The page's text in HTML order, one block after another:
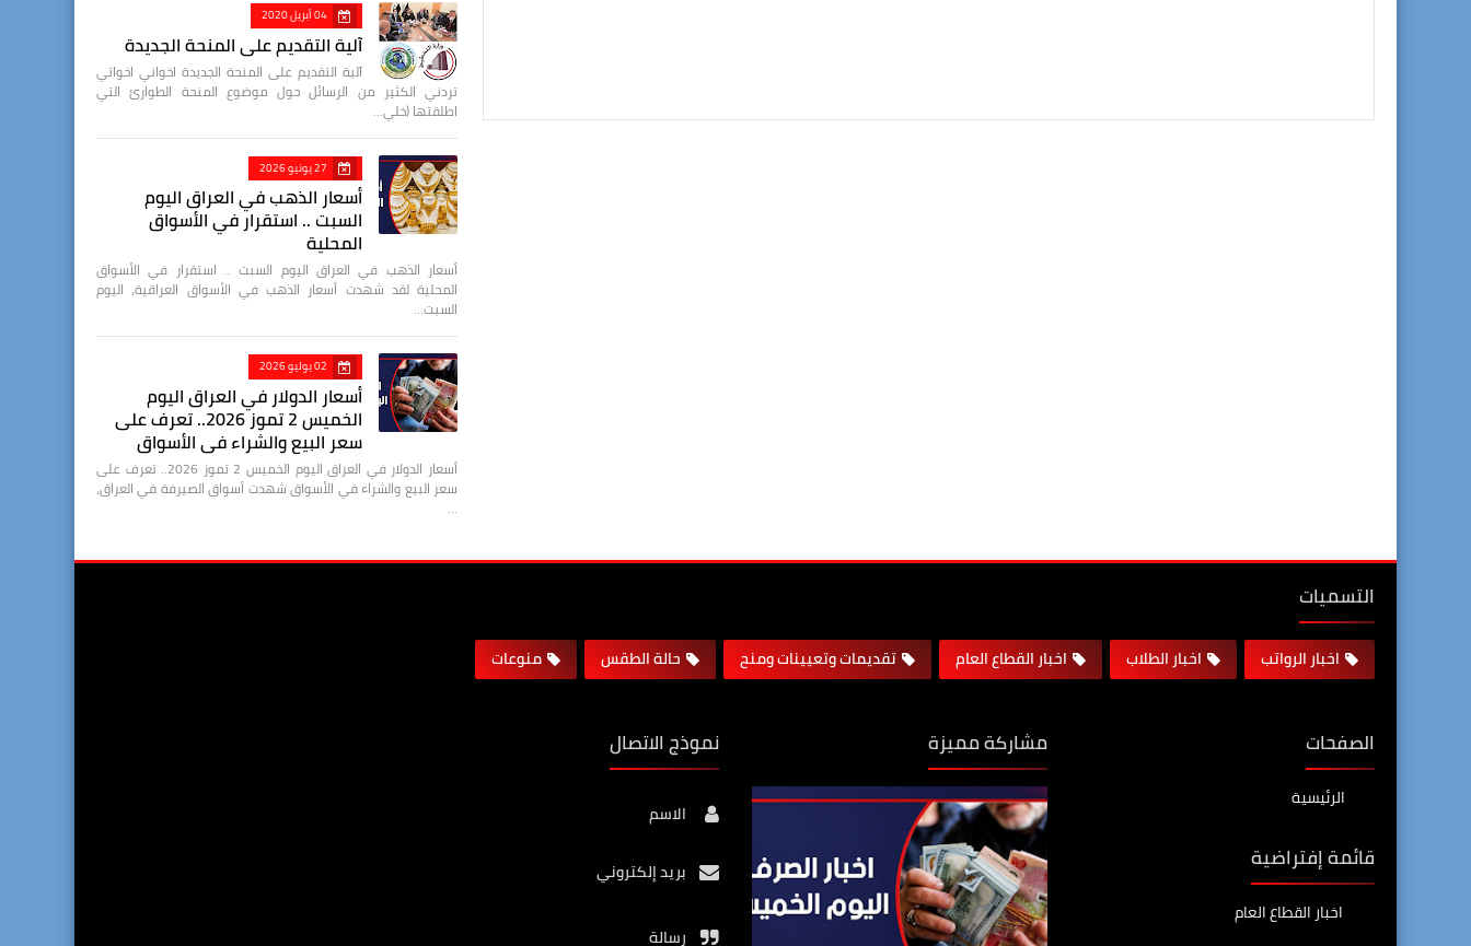
04 أبريل 2020
آلية التقديم على المنحة الجديدة
آلية التقديم على المنحة الجديدة اخواني اخواتي
تردني الكثير من الرسائل حول موضوع المنحة الطوارئ التي
اطلقتها (خلي…
27 يونيو 2026
أسعار الذهب في العراق اليوم
السبت .. استقرار في الأسواق
المحلية
أسعار الذهب في العراق اليوم السبت .. استقرار في الأسواق
المحلية لقد شهدت أسعار الذهب في الأسواق العراقية، اليوم
السبت…
02 يوليو 2026
أسعار الدولار في العراق اليوم
الخميس 2 تموز 2026.. تعرف على
سعر البيع والشراء في الأسواق
أسعار الدولار في العراق اليوم الخميس 2 تموز 2026.. تعرف على
سعر البيع والشراء في الأسواق شهدت أسواق الصيرفة في العراق،
…
التسميات
اخبار الرواتب اخبار الطلاب اخبار القطاع العام تقديمات وتعيينات ومنح حالة الطقس منوعات
الصفحات
الرئيسية
قائمة إفتراضية
اخبار القطاع العام
مشاركة مميزة نموذج الاتصال
الاسم
بريد إلكتروني
رسالة